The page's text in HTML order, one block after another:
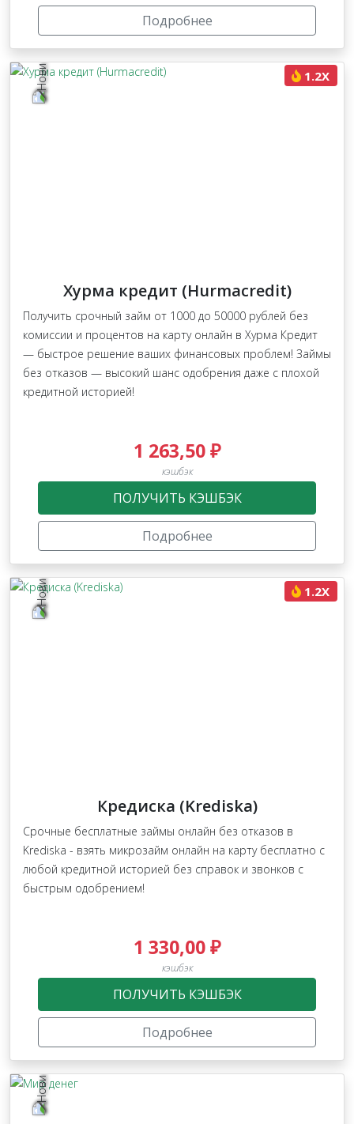
Подробнее
1.2X
Хурма кредит (Hurmacredit)
Получить срочный займ от 1000 до 50000 рублей без
комиссии и процентов на карту онлайн в Хурма Кредит
— быстрое решение ваших финансовых проблем! Займы
без отказов — высокий шанс одобрения даже с плохой
кредитной историей!
1 263,50 ₽
кэшбэк
ПОЛУЧИТЬ КЭШБЭК
Подробнее
1.2X
Кредиска (Krediska)
Срочные бесплатные займы онлайн без отказов в
Krediska - взять микрозайм онлайн на карту бесплатно с
любой кредитной историей без справок и звонков с
быстрым одобрением!
1 330,00 ₽
кэшбэк
ПОЛУЧИТЬ КЭШБЭК
Подробнее